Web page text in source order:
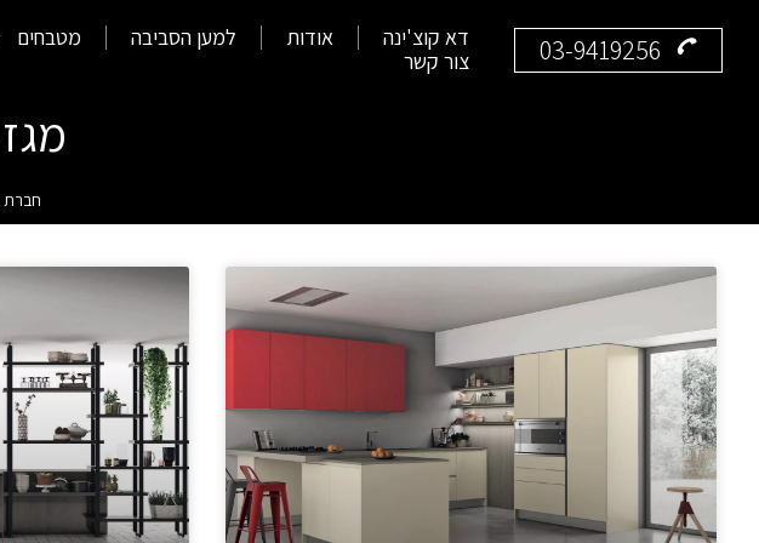
03-9419256 דא קוצ'ינה אודות למען הסביבה מטבחים
צור קשר
חברת